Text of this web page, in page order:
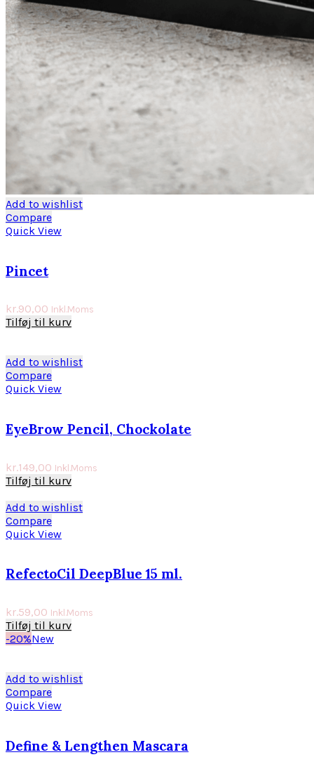
Add to wishlist
Compare
Quick View
Pincet
kr.90,00 Inkl.Moms
Tilføj til kurv
Add to wishlist
Compare
Quick View
EyeBrow Pencil, Chockolate
kr.149,00 Inkl.Moms
Tilføj til kurv
Add to wishlist
Compare
Quick View
RefectoCil DeepBlue 15 ml.
kr.59,00 Inkl.Moms
Tilføj til kurv
-20%New
Add to wishlist
Compare
Quick View
Define & Lengthen Mascara